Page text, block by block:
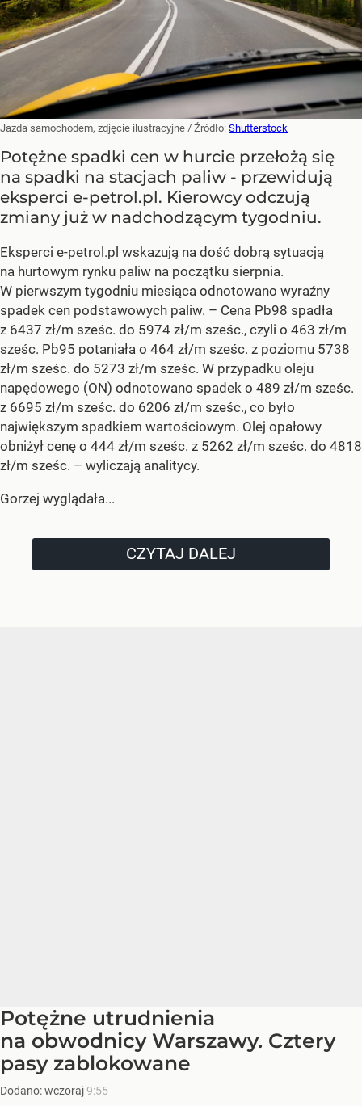
Jazda samochodem, zdjęcie ilustracyjne / Źródło: Shutterstock
Potężne spadki cen w hurcie przełożą się
na spadki na stacjach paliw - przewidują
eksperci e-petrol.pl. Kierowcy odczują
zmiany już w nadchodzącym tygodniu.
Eksperci e-petrol.pl wskazują na dość dobrą sytuacją
na hurtowym rynku paliw na początku sierpnia.
W pierwszym tygodniu miesiąca odnotowano wyraźny
spadek cen podstawowych paliw. – Cena Pb98 spadła
z 6437 zł/m sześc. do 5974 zł/m sześc., czyli o 463 zł/m
sześc. Pb95 potaniała o 464 zł/m sześc. z poziomu 5738
zł/m sześc. do 5273 zł/m sześc. W przypadku oleju
napędowego (ON) odnotowano spadek o 489 zł/m sześc.
z 6695 zł/m sześc. do 6206 zł/m sześc., co było
największym spadkiem wartościowym. Olej opałowy
obniżył cenę o 444 zł/m sześc. z 5262 zł/m sześc. do 4818
zł/m sześc. – wyliczają analitycy.
Gorzej wyglądała...
CZYTAJ DALEJ
Potężne utrudnienia
na obwodnicy Warszawy. Cztery
pasy zablokowane
Dodano:wczoraj9:55